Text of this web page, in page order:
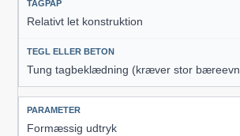
Relativt let konstruktion
Tung tagbeklædning (kræver stor
Formæssig udtryk